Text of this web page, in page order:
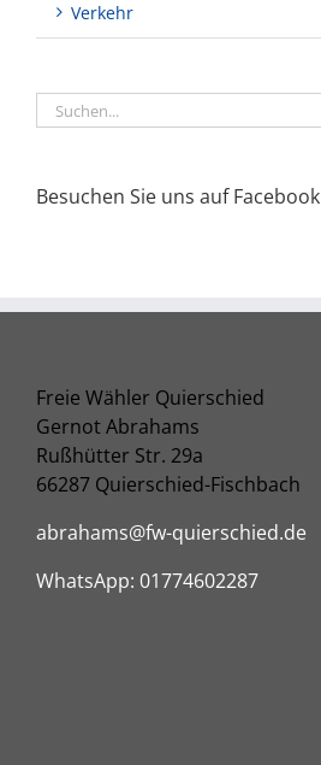
Verkehr
Suche
nach:
Besuchen Sie uns auf Facebook
Freie Wähler Quierschied
Gernot Abrahams
Rußhütter Str. 29a
66287 Quierschied-Fischbach
abrahams@fw-quierschied.de
WhatsApp: 01774602287